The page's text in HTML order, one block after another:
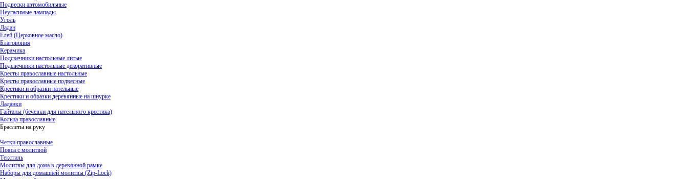
Подвески автомобильные
Неугасимые лампады
Уголь
Ладан
Елей (Церковное масло)
Благовония
Керамика
Подсвечники настольные литые
Подсвечники настольные декоративные
Кресты православные настольные
Кресты православные подвесные
Крестики и образки нательные
Крестики и образки деревянные на шнурке
Ладанки
Гайтаны (бечевки для нательного крестика)
Кольца православные
Браслеты на руку
Четки православные
Пояса с молитвой
Текстиль
Молитвы для дома в деревянной рамке
Наборы для домашней молитвы (Zip-Lock)